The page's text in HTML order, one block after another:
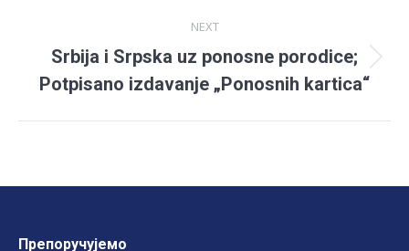
NEXT
Next
post:
Srbija i Srpska uz ponosne porodice;
Potpisano izdavanje „Ponosnih kartica“
Препоручујемо